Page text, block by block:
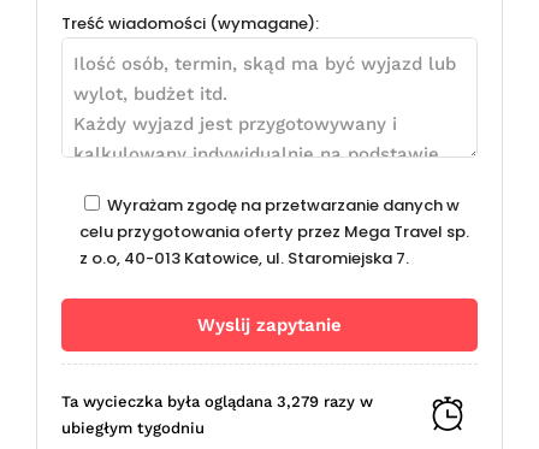
Treść wiadomości (wymagane):
Wyrażam zgodę na przetwarzanie danych w
celu przygotowania oferty przez Mega Travel sp.
z o.o, 40-013 Katowice, ul. Staromiejska 7.
Ta wycieczka była oglądana 3,279 razy w
ubiegłym tygodniu